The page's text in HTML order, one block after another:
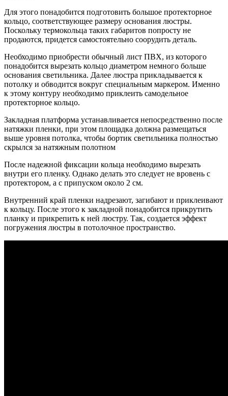
Для этого понадобится подготовить большое протекторное
кольцо, соответствующее размеру основания люстры.
Поскольку термокольца таких габаритов попросту не
продаются, придется самостоятельно соорудить деталь.
Необходимо приобрести обычный лист ПВХ, из которого
понадобится вырезать кольцо диаметром немного больше
основания светильника. Далее люстра прикладывается к
потолку и обводится вокруг специальным маркером. Именно
к этому контуру необходимо приклеить самодельное
протекторное кольцо.
Закладная платформа устанавливается непосредственно после
натяжки пленки, при этом площадка должна размещаться
выше уровня потолка, чтобы бортик светильника полностью
скрылся за натяжным полотном
После надежной фиксации кольца необходимо вырезать
внутри его пленку. Однако делать это следует не вровень с
протектором, а с припуском около 2 см.
Внутренний край пленки надрезают, загибают и приклеивают
к кольцу. После этого к закладной понадобится прикрутить
планку и прикрепить к ней люстру. Так, создается эффект
погружения люстры в потолочное пространство.